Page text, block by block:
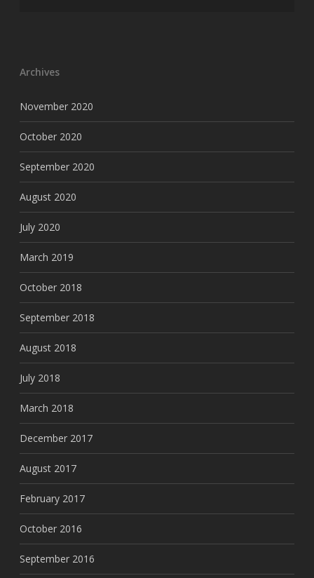
Archives
November 2020
October 2020
September 2020
August 2020
July 2020
March 2019
October 2018
September 2018
August 2018
July 2018
March 2018
December 2017
August 2017
February 2017
October 2016
September 2016